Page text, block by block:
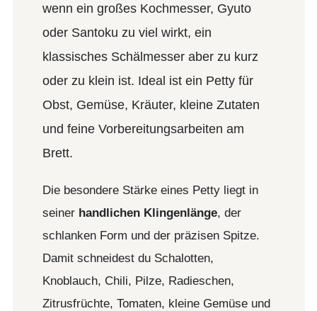
wenn ein großes Kochmesser, Gyuto
oder Santoku zu viel wirkt, ein
klassisches Schälmesser aber zu kurz
oder zu klein ist. Ideal ist ein Petty für
Obst, Gemüse, Kräuter, kleine Zutaten
und feine Vorbereitungsarbeiten am
Brett.
Die besondere Stärke eines Petty liegt in
seiner handlichen Klingenlänge, der
schlanken Form und der präzisen Spitze.
Damit schneidest du Schalotten,
Knoblauch, Chili, Pilze, Radieschen,
Zitrusfrüchte, Tomaten, kleine Gemüse und